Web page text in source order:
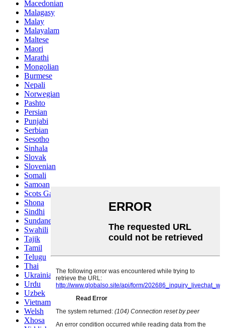
Macedonian
Malagasy
Malay
Malayalam
Maltese
Maori
Marathi
Mongolian
Burmese
Nepali
Norwegian
Pashto
Persian
Punjabi
Serbian
Sesotho
Sinhala
Slovak
Slovenian
Somali
Samoan
Scots Gaelic
Shona
Sindhi
Sundanese
Swahili
Tajik
Tamil
Telugu
Thai
Ukrainian
Urdu
Uzbek
Vietnamese
Welsh
Xhosa